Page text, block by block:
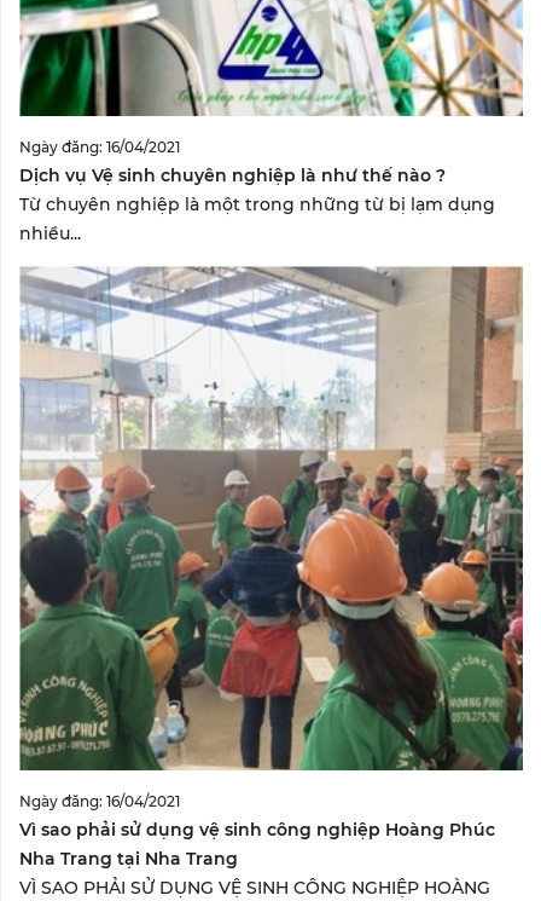
Ngày đăng: 16/04/2021
Dịch vụ Vệ sinh chuyên nghiệp là như thế nào ?
Từ chuyên nghiệp là một trong những từ bị lạm dụng
nhiều...
Ngày đăng: 16/04/2021
Vì sao phải sử dụng vệ sinh công nghiệp Hoàng Phúc
Nha Trang tại Nha Trang
VÌ SAO PHẢI SỬ DỤNG VỆ SINH CÔNG NGHIỆP HOÀNG